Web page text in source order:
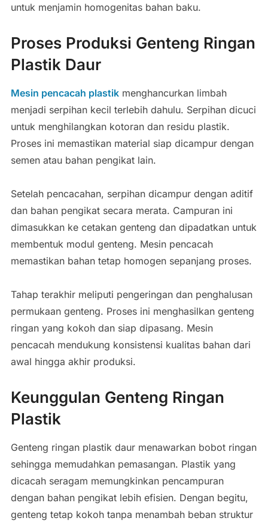
untuk menjamin homogenitas bahan baku.
Proses Produksi Genteng Ringan
Plastik Daur
Mesin pencacah plastikmenghancurkan limbah
menjadi serpihan kecil terlebih dahulu. Serpihan dicuci
untuk menghilangkan kotoran dan residu plastik.
Proses ini memastikan material siap dicampur dengan
semen atau bahan pengikat lain.
Setelah pencacahan, serpihan dicampur dengan aditif
dan bahan pengikat secara merata. Campuran ini
dimasukkan ke cetakan genteng dan dipadatkan untuk
membentuk modul genteng. Mesin pencacah
memastikan bahan tetap homogen sepanjang proses.
Tahap terakhir meliputi pengeringan dan penghalusan
permukaan genteng. Proses ini menghasilkan genteng
ringan yang kokoh dan siap dipasang. Mesin
pencacah mendukung konsistensi kualitas bahan dari
awal hingga akhir produksi.
Keunggulan Genteng Ringan
Plastik
Genteng ringan plastik daur menawarkan bobot ringan
sehingga memudahkan pemasangan. Plastik yang
dicacah seragam memungkinkan pencampuran
dengan bahan pengikat lebih efisien. Dengan begitu,
genteng tetap kokoh tanpa menambah beban struktur